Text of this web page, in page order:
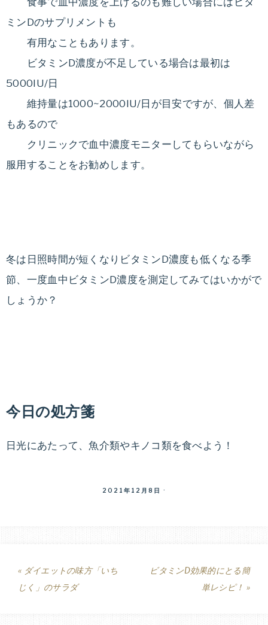
ミンDのサプリメントも
有用なこともあります。
ビタミンD濃度が不足している場合は最初は
5000IU/日
維持量は1000~2000IU/日が目安ですが、個人差
もあるので
クリニックで血中濃度モニターしてもらいながら
服用することをお勧めします。
冬は日照時間が短くなりビタミンD濃度も低くなる季
節、一度血中ビタミンD濃度を測定してみてはいかがで
しょうか？
今日の処方箋
日光にあたって、魚介類やキノコ類を食べよう！
2021年12月8日 ·
« ダイエットの味方「いち
じく」のサラダ
ビタミンD効果的にとる簡
単レシピ！ »